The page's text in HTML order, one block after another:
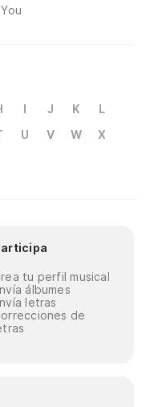
I J K
L
U V W
X
tu perfil musical
álbumes
letras
de